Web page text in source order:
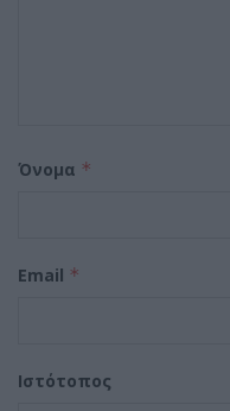
Όνομα *
Email *
Ιστότοπος